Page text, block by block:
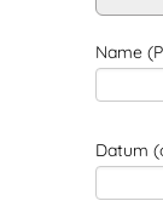
Name
Datum